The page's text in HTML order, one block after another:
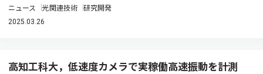
ニュース 光関連技術 研究開発
2025.03.26
高知工科大，低速度カメラで実稼働高速振動を計測